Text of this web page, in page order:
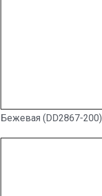
Бежевая (DD2867-200)